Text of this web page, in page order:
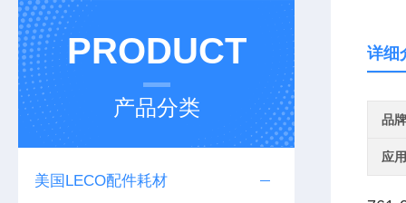
PRODUCT
产品分类
美国LECO配件耗材
详细
品牌
应